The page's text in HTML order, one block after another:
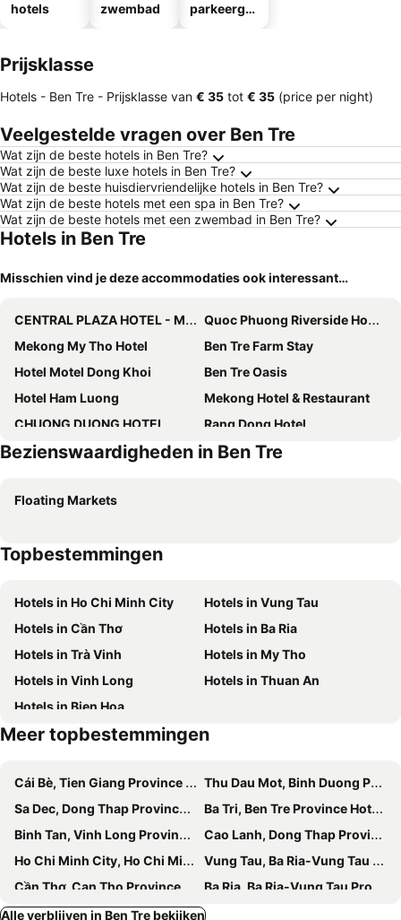
hotels
zwembad
parkeergel
Prijsklasse
Hotels - Ben Tre - Prijsklasse van ‎€ 35 tot ‎€ 35 (price per night)
Veelgestelde vragen over Ben Tre
Wat zijn de beste hotels in Ben Tre?
Wat zijn de beste luxe hotels in Ben Tre?
Wat zijn de beste huisdiervriendelijke hotels in Ben Tre?
Wat zijn de beste hotels met een spa in Ben Tre?
Wat zijn de beste hotels met een zwembad in Ben Tre?
Hotels in Ben Tre
Misschien vind je deze accommodaties ook interessant…
CENTRAL PLAZA HOTEL - Mỹ Tho
Quoc Phuong Riverside Homestay
Mekong My Tho Hotel
Ben Tre Farm Stay
Hotel Motel Dong Khoi
Ben Tre Oasis
Hotel Ham Luong
Mekong Hotel & Restaurant
CHUONG DUONG HOTEL
Rang Dong Hotel
Song Tien Hotel
The Island Lodge
Homestay Coco Island
Bezienswaardigheden in Ben Tre
Floating Markets
Topbestemmingen
Hotels in Ho Chi Minh City
Hotels in Vung Tau
Hotels in Cần Thơ
Hotels in Ba Ria
Hotels in Trà Vinh
Hotels in My Tho
Hotels in Vinh Long
Hotels in Thuan An
Hotels in Bien Hoa
Meer topbestemmingen
Cái Bè, Tien Giang Province Hotels
Thu Dau Mot, Binh Duong Province Hotels
Sa Dec, Dong Thap Province Hotels
Ba Tri, Ben Tre Province Hotels
Binh Tan, Vinh Long Province Hotels
Cao Lanh, Dong Thap Province Hotels
Ho Chi Minh City, Ho Chi Minh Municipality Hotels
Vung Tau, Ba Ria-Vung Tau Province Hotels
Cần Thơ, Can Tho Province Hotels
Ba Ria, Ba Ria-Vung Tau Province Hotels
Trà Vinh, Tra Vinh Province Hotels
My Tho, Tien Giang Province Hotels
Alle verblijven in Ben Tre bekijken